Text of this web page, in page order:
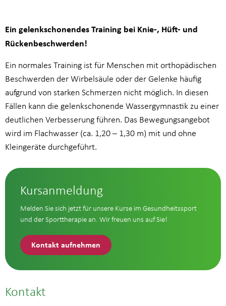
Ein gelenkschonendes Training bei Knie-, Hüft- und
Rückenbeschwerden!
Ein normales Training ist für Menschen mit orthopädischen
Beschwerden der Wirbelsäule oder der Gelenke häufig
aufgrund von starken Schmerzen nicht möglich. In diesen
Fällen kann die gelenkschonende Wassergymnastik zu einer
deutlichen Verbesserung führen. Das Bewegungsangebot
wird im Flachwasser (ca. 1,20 – 1,30 m) mit und ohne
Kleingeräte durchgeführt.
Kursanmeldung
Melden Sie sich jetzt für unsere Kurse im Gesundheitssport
und der Sporttherapie an. Wir freuen uns auf Sie!
Kontakt aufnehmen
Kontakt